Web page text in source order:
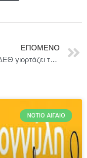
ΕΠΌΜΕΝΟ
Η 89η ΔΕΘ γιορτάζει τα 100 χρόνια από την ίδρυσή της.
ΝΌΤΙΟ ΑΙΓΑΊΟ